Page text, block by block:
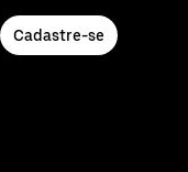
Cadastre-se